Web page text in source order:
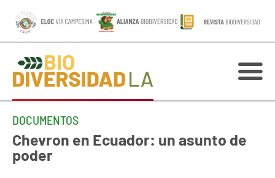
DOCUMENTOS
Chevron en Ecuador: un asunto de
poder